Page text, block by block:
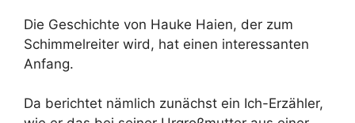
Die Geschichte von Hauke Haien, der zum
Schimmelreiter wird, hat einen interessanten
Anfang.
Da berichtet nämlich zunächst ein Ich-Erzähler,